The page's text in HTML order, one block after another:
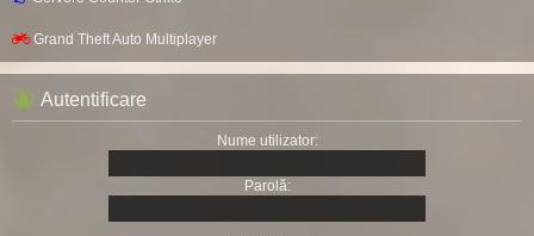
Grand Theft Auto Multiplayer
Autentificare
Nume utilizator:
Parolă: